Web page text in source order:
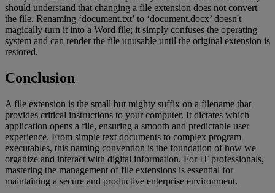
should understand that changing a file extension does not convert
the file. Renaming ‘document.txt’ to ‘document.docx’ doesn't
magically turn it into a Word file; it simply confuses the operating
system and can render the file unusable until the original extension is
restored.
Conclusion
A file extension is the small but mighty suffix on a filename that
provides critical instructions to your computer. It dictates which
application opens a file, ensuring a smooth and predictable user
experience. From simple text documents to complex program
executables, this naming convention is the foundation of how we
organize and interact with digital information. For IT professionals,
mastering the management of file extensions is essential for
maintaining a secure and productive enterprise environment.